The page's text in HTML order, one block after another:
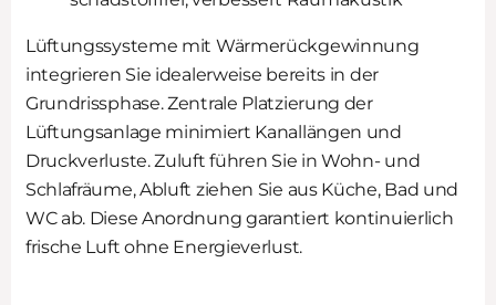
Lüftungssysteme mit Wärmerückgewinnung
integrieren Sie idealerweise bereits in der
Grundrissphase. Zentrale Platzierung der
Lüftungsanlage minimiert Kanallängen und
Druckverluste. Zuluft führen Sie in Wohn- und
Schlafräume, Abluft ziehen Sie aus Küche, Bad und
WC ab. Diese Anordnung garantiert kontinuierlich
frische Luft ohne Energieverlust.